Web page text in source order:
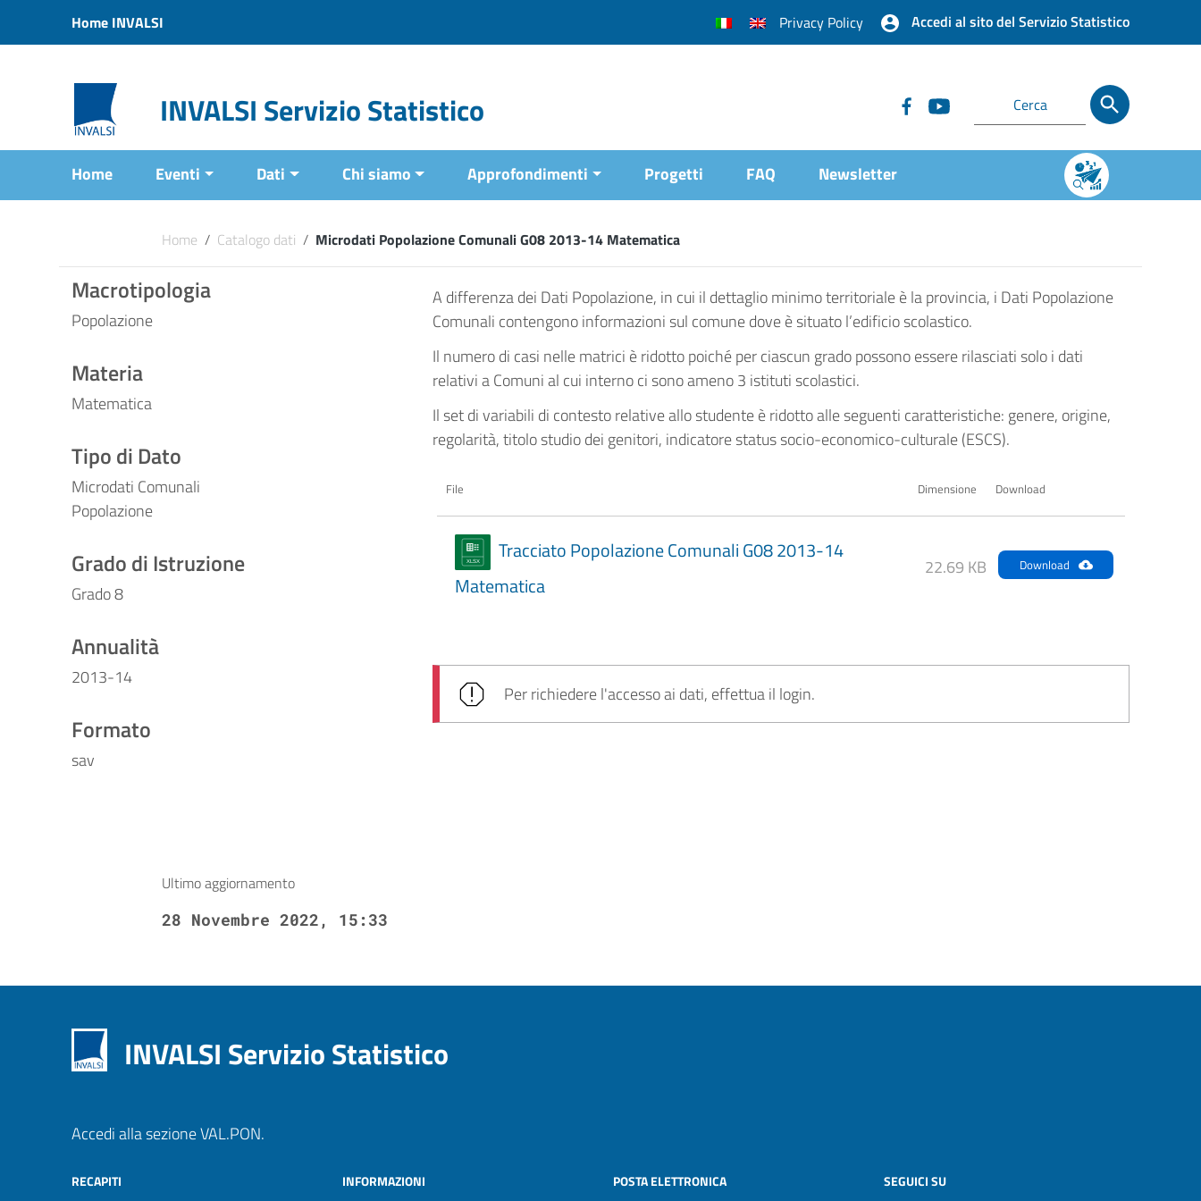
Vai al menu di navigazione
Home INVALSI Privacy Policy Accedi al sito del Servizio Statistico
INVALSI Servizio Statistico
Home Eventi Dati Chi siamo Approfondimenti Progetti FAQ Newsletter
Home / Catalogo dati / Microdati Popolazione Comunali G08 2013-14 Matematica
Macrotipologia
Popolazione
Materia
Matematica
Tipo di Dato
Microdati Comunali
Popolazione
Grado di Istruzione
Grado 8
Annualità
2013-14
Formato
sav
A differenza dei Dati Popolazione, in cui il dettaglio minimo territoriale è la provincia, i Dati Popolazione
Comunali contengono informazioni sul comune dove è situato l’edificio scolastico.
Il numero di casi nelle matrici è ridotto poiché per ciascun grado possono essere rilasciati solo i dati
relativi a Comuni al cui interno ci sono ameno 3 istituti scolastici.
Il set di variabili di contesto relative allo studente è ridotto alle seguenti caratteristiche: genere, origine,
regolarità, titolo studio dei genitori, indicatore status socio-economico-culturale (ESCS).
File Dimensione Download
Tracciato Popolazione Comunali G08 2013-14
Matematica
22.69 KB Download
Per richiedere l'accesso ai dati, effettua il login.
Ultimo aggiornamento
28 Novembre 2022, 15:33
INVALSI Servizio Statistico
Accedi alla sezione VAL.PON.
RECAPITI INFORMAZIONI POSTA ELETTRONICA SEGUICI SU